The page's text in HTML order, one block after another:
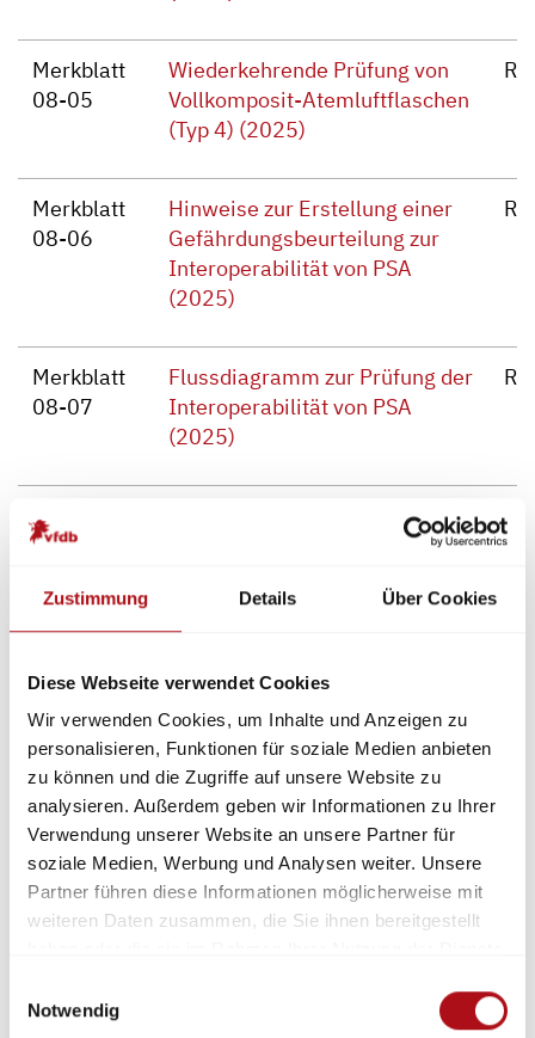
Zustimmung Details Über Cookies
Diese Webseite verwendet Cookies
Wir verwenden Cookies, um Inhalte und Anzeigen zu
personalisieren, Funktionen für soziale Medien anbieten
zu können und die Zugriffe auf unsere Website zu
analysieren. Außerdem geben wir Informationen zu Ihrer
Verwendung unserer Website an unsere Partner für
soziale Medien, Werbung und Analysen weiter. Unsere
Partner führen diese Informationen möglicherweise mit
weiteren Daten zusammen, die Sie ihnen bereitgestellt
Notwendig
Merkblatt
08-05
Wiederkehrende Prüfung von
Vollkomposit-Atemluftflaschen
(Typ 4) (2025)
Merkblatt
08-06
Hinweise zur Erstellung einer
Gefährdungsbeurteilung zur
Interoperabilität von PSA
(2025)
Merkblatt
08-07
Flussdiagramm zur Prüfung der
Interoperabilität von PSA
(2025)
Merkblatt
09-01
Empfehlungen für die Definition
09-03
Vorgehensweise bei der
Implementierung eines
Human-Biomonitoring-
Systems für Einsatzkräfte
(2026)
A-Einsatz
Empfehlung für die erweiterte
Ausbildung der Feuerwehr im